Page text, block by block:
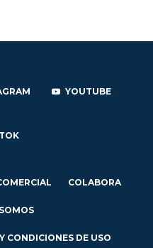
YOUTUBE
COLABORA
CONDICIONES DE USO